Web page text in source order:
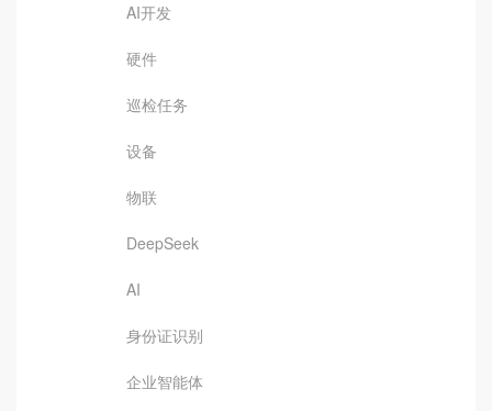
AI开发
硬件
巡检任务
设备
物联
DeepSeek
AI
身份证识别
企业智能体